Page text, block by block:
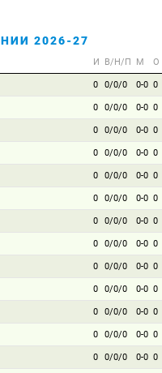
2026-27
И В/Н/П М О
0 0/0/0 0-0 0
0 0/0/0 0-0 0
0 0/0/0 0-0 0
0 0/0/0 0-0 0
0 0/0/0 0-0 0
0 0/0/0 0-0 0
0 0/0/0 0-0 0
0 0/0/0 0-0 0
0 0/0/0 0-0 0
0 0/0/0 0-0 0
0 0/0/0 0-0 0
0 0/0/0 0-0 0
0 0/0/0 0-0 0